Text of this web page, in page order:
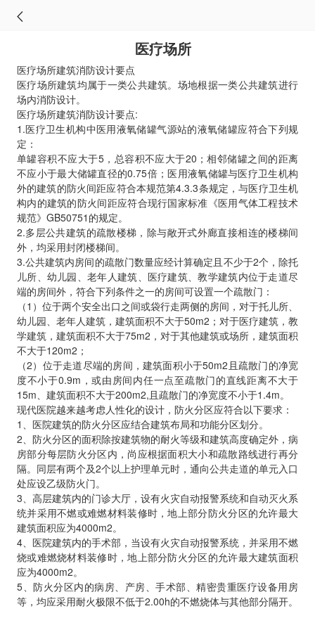
医疗场所
医疗场所建筑消防设计要点
医疗场所建筑均属于一类公共建筑。场地根据一类公共建筑进行
场内消防设计。
医疗场所建筑消防设计要点:
1.医疗卫生机构中医用液氧储罐气源站的液氧储罐应符合下列规
定：
单罐容积不应大于5，总容积不应大于20；相邻储罐之间的距离
不应小于最大储罐直径的0.75倍；医用液氧储罐与医疗卫生机构
外的建筑的防火间距应符合本规范第4.3.3条规定，与医疗卫生机
构内的建筑的防火间距应符合现行国家标准《医用气体工程技术
规范》GB50751的规定。
2.多层公共建筑的疏散楼梯，除与敞开式外廊直接相连的楼梯间
外，均采用封闭楼梯间。
3.公共建筑内房间的疏散门数量应经计算确定且不少于2个，除托
儿所、幼儿园、老年人建筑、医疗建筑、教学建筑内位于走道尽
端的房间外，符合下列条件之一的房间可设置一个疏散门：
（1）位于两个安全出口之间或袋行走两侧的房间，对于托儿所、
幼儿园、老年人建筑，建筑面积不大于50m2；对于医疗建筑，教
学建筑，建筑面积不大于75m2，对于其他建筑或场所，建筑面积
不大于120m2；
（2）位于走道尽端的房间，建筑面积小于50m2且疏散门的净宽
度不小于0.9m，或由房间内任一点至疏散门的直线距离不大于
15m、建筑面积不大于200m2,且疏散门的净宽度不小于1.4m。
现代医院越来越考虑人性化的设计，防火分区应符合以下要求：
1、医院建筑的防火分区应结合建筑布局和功能分区划分。
2、防火分区的面积除按建筑物的耐火等级和建筑高度确定外，病
房部分每层防火分区内，尚应根据面积大小和疏散路线进行再分
隔。同层有两个及2个以上护理单元时，通向公共走道的单元入口
处应设乙级防火门。
3、高层建筑内的门诊大厅，设有火灾自动报警系统和自动灭火系
统并采用不燃或难燃材料装修时，地上部分防火分区的允许最大
建筑面积应为4000m2。
4、医院建筑内的手术部，当设有火灾自动报警系统，并采用不燃
烧或难燃烧材料装修时，地上部分防火分区的允许最大建筑面积
应为4000m2。
5、防火分区内的病房、产房、手术部、精密贵重医疗设备用房
等，均应采用耐火极限不低于2.00h的不燃烧体与其他部分隔开。